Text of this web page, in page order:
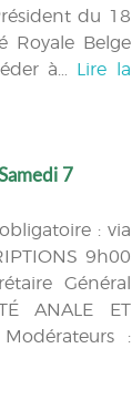
du 18
Royale Belge
à… Lire la
7
: via
9h00
Général
ANALE ET
Modérateurs :